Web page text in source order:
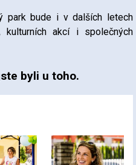
park bude i v dalších letech
kulturních akcí i společných
byli u toho.